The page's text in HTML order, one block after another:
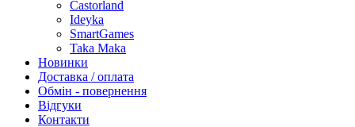
Castorland
Ideyka
SmartGames
Taka Maka
Новинки
Доставка / оплата
Обмін - повернення
Відгуки
Контакти